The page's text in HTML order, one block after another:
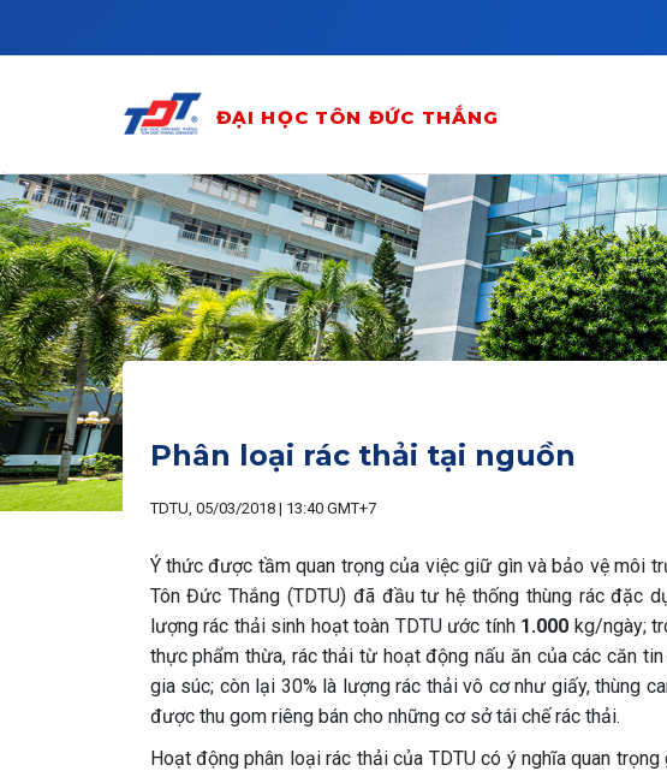
ĐẠI HỌC TÔN ĐỨC THẮNG
Phân loại rác thải tại nguồn
TDTU, 05/03/2018 | 13:40 GMT+7
Ý thức được tầm quan trọng của việc giữ gìn và bảo vệ môi
Tôn Đức Thắng (TDTU) đã đầu tư hệ thống thùng rác đặc
lượng rác thải sinh hoạt toàn TDTU ước tính 1.000 kg/ngày;
thực phẩm thừa, rác thải từ hoạt động nấu ăn của các căn
gia súc; còn lại 30% là lượng rác thải vô cơ như giấy, thùng
được thu gom riêng bán cho những cơ sở tái chế rác thải.
Hoạt động phân loại rác thải của TDTU có ý nghĩa quan